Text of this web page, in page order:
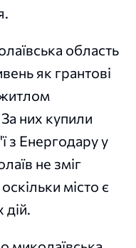
область
як грантові
них купили
з Енергодару у
не зміг
місто є